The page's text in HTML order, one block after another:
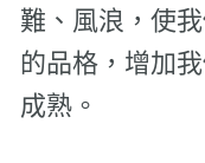
難、風浪，使
的品格，增加
成熟。